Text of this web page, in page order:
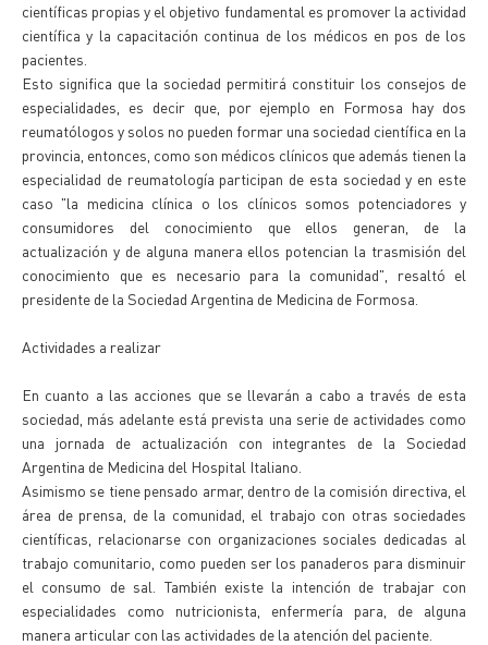
científicas propias y el objetivo fundamental es promover la actividad
científica y la capacitación continua de los médicos en pos de los
pacientes.
Esto significa que la sociedad permitirá constituir los consejos de
especialidades, es decir que, por ejemplo en Formosa hay dos
reumatólogos y solos no pueden formar una sociedad científica en la
provincia, entonces, como son médicos clínicos que además tienen la
especialidad de reumatología participan de esta sociedad y en este
caso "la medicina clínica o los clínicos somos potenciadores y
consumidores del conocimiento que ellos generan, de la
actualización y de alguna manera ellos potencian la trasmisión del
conocimiento que es necesario para la comunidad", resaltó el
presidente de la Sociedad Argentina de Medicina de Formosa.
Actividades a realizar
En cuanto a las acciones que se llevarán a cabo a través de esta
sociedad, más adelante está prevista una serie de actividades como
una jornada de actualización con integrantes de la Sociedad
Argentina de Medicina del Hospital Italiano.
Asimismo se tiene pensado armar, dentro de la comisión directiva, el
área de prensa, de la comunidad, el trabajo con otras sociedades
científicas, relacionarse con organizaciones sociales dedicadas al
trabajo comunitario, como pueden ser los panaderos para disminuir
el consumo de sal. También existe la intención de trabajar con
especialidades como nutricionista, enfermería para, de alguna
manera articular con las actividades de la atención del paciente.